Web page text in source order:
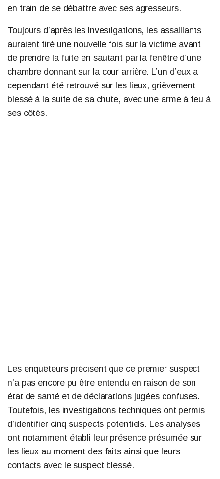
en train de se débattre avec ses agresseurs.
Toujours d’après les investigations, les assaillants
auraient tiré une nouvelle fois sur la victime avant
de prendre la fuite en sautant par la fenêtre d’une
chambre donnant sur la cour arrière. L’un d’eux a
cependant été retrouvé sur les lieux, grièvement
blessé à la suite de sa chute, avec une arme à feu à
ses côtés.
Les enquêteurs précisent que ce premier suspect
n’a pas encore pu être entendu en raison de son
état de santé et de déclarations jugées confuses.
Toutefois, les investigations techniques ont permis
d’identifier cinq suspects potentiels. Les analyses
ont notamment établi leur présence présumée sur
les lieux au moment des faits ainsi que leurs
contacts avec le suspect blessé.